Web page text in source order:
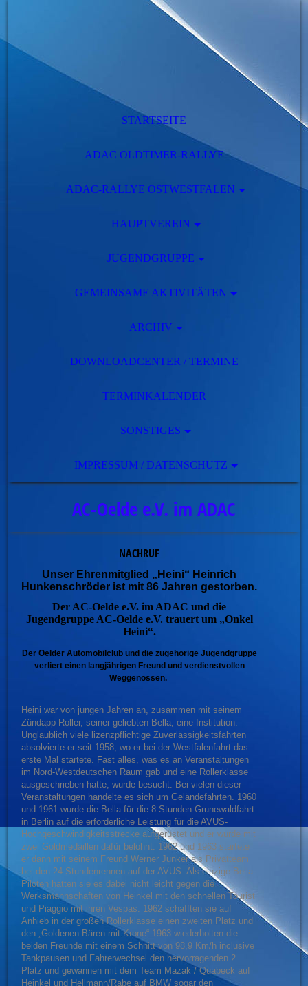
STARTSEITE
ADAC OLDTIMER-RALLYE
ADAC-RALLYE OSTWESTFALEN
HAUPTVEREIN
JUGENDGRUPPE
GEMEINSAME AKTIVITÄTEN
ARCHIV
DOWNLOADCENTER / TERMINE
TERMINKALENDER
SONSTIGES
IMPRESSUM / DATENSCHUTZ
AC-Oelde e.V. im ADAC
NACHRUF
Unser Ehrenmitglied „Heini“ Heinrich
Hunkenschröder ist mit 86 Jahren gestorben.
Der AC-Oelde e.V. im ADAC und die
Jugendgruppe AC-Oelde e.V. trauert um „Onkel
Heini“.
Der Oelder Automobilclub und die zugehörige Jugendgruppe
verliert einen langjährigen Freund und verdienstvollen
Weggenossen.
Heini war von jungen Jahren an, zusammen mit seinem
Zündapp-Roller, seiner geliebten Bella, eine Institution.
Unglaublich viele lizenzpflichtige Zuverlässigkeitsfahrten
absolvierte er seit 1958, wo er bei der Westfalenfahrt das
erste Mal startete. Fast alles, was es an Veranstaltungen
im Nord-Westdeutschen Raum gab und eine Rollerklasse
ausgeschrieben hatte, wurde besucht. Bei vielen dieser
Veranstaltungen handelte es sich um Geländefahrten. 1960
und 1961 wurde die Bella für die 8-Stunden-Grunewaldfahrt
in Berlin auf die erforderliche Leistung für die AVUS-
Hochgeschwindigkeitsstrecke aufgerüstet und er wurde mit
zwei Goldmedaillen dafür belohnt. 1962 und 1963 startete
er dann mit seinem Freund Werner Junker als Privatteam
bei den 24 Stundenrennen auf der AVUS. Als einzige Bella-
Piloten hatten sie es dabei nicht leicht gegen die
Werksmannschaften von Heinkel mit den schnellen Tourist
und Piaggio mit ihren Vespas. 1962 schafften sie auf
Anhieb in der großen Rollerklasse einen zweiten Platz und
den „Goldenen Bären mit Krone“ 1963 wiederholten die
beiden Freunde mit einem Schnitt von 98,9 Km/h inclusive
Tankpausen und Fahrerwechsel den hervorragenden 2.
Platz und gewannen mit dem Team Mazak / Quabeck auf
Heinkel und Hellmann/Rabe auf BMW sogar den